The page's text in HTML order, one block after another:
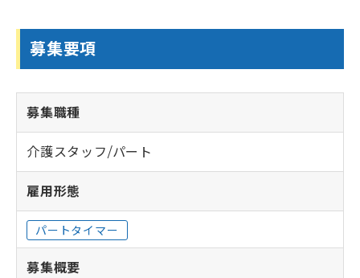
募集要項
募集職種
介護スタッフ/パート
雇用形態
パートタイマー
募集概要